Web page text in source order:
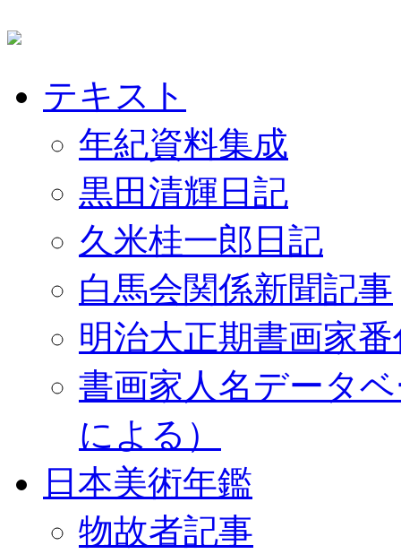
テキスト
年紀資料集成
黒田清輝日記
久米桂一郎日記
白馬会関係新聞記事
明治大正期書画家
書画家人名データ
による）
日本美術年鑑
物故者記事